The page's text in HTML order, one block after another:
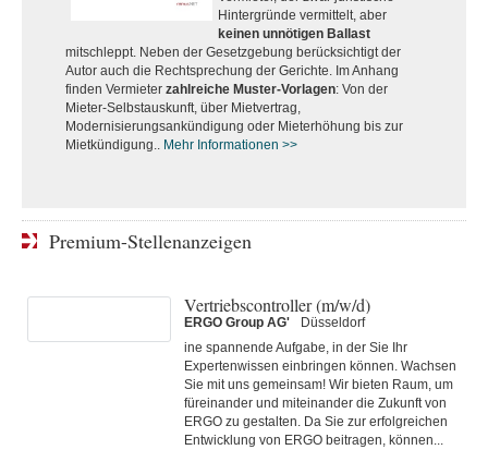
Hintergründe vermittelt, aber
keinen unnötigen Ballast
mitschleppt. Neben der Gesetzgebung berücksichtigt der
Autor auch die Rechtsprechung der Gerichte. Im Anhang
finden Vermieter zahlreiche Muster-Vorlagen: Von der
Mieter-Selbstauskunft, über Mietvertrag,
Modernisierungsankündigung oder Mieterhöhung bis zur
Mietkündigung.. Mehr Informationen >>
Premium-Stellenanzeigen
Vertriebscontroller (m/w/d)
ERGO Group AG'
Düsseldorf
ine spannende Aufgabe, in der Sie Ihr
Expertenwissen einbringen können. Wachsen
Sie mit uns gemeinsam! Wir bieten Raum, um
füreinander und miteinander die Zukunft von
ERGO zu gestalten. Da Sie zur erfolgreichen
Entwicklung von ERGO beitragen, können...